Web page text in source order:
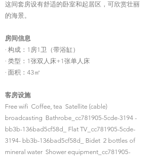
这间套房设有舒适的卧室和起居区，可欣赏壮丽
的海景。
房间信息
· 构成：1房1卫（带浴缸）
· 类型：1张双人床+1张单人床
· 面积：43㎡
客房设施
Free wifi Coffee, tea Satellite (cable)
broadcasting Bathrobe_cc781905-5cde-3194 -
bb3b-136bad5cf58d_ Flat TV_cc781905-5cde-
3194- bb3b-136bad5cf58d_ Bidet 2 bottles of
mineral water Shower equipment_cc781905-